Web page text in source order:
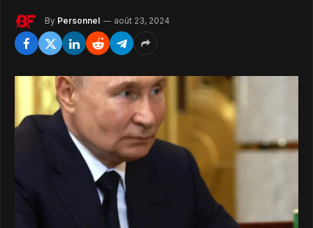
By Personnel août 23, 2024